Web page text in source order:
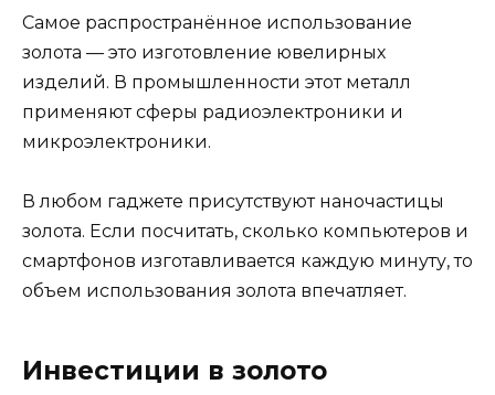
Самое распространённое использование
золота — это изготовление ювелирных
изделий. В промышленности этот металл
применяют сферы радиоэлектроники и
микроэлектроники.
В любом гаджете присутствуют наночастицы
золота. Если посчитать, сколько компьютеров и
смартфонов изготавливается каждую минуту, то
объем использования золота впечатляет.
Инвестиции в золото